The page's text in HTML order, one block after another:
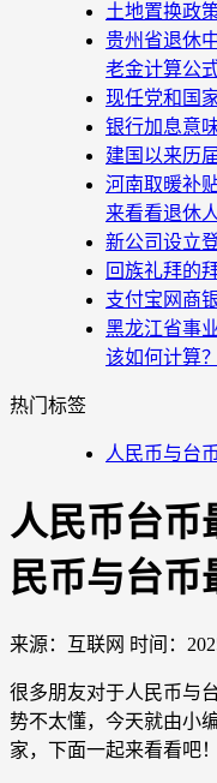
土地置换政
贵州省退休
老金计算公
现任党和国
银行加息意
建国以来历
河南取暖补
来看看退休
新公司设立
回族礼拜的
支付宝网商
黑龙江省事
该如何计算？
热门标签
人民币与台
人民币台币
民币与台币
来源：互联网 时间：
很多朋友对于人民币与
势不太懂，今天就由小
家，下面一起来看看吧！